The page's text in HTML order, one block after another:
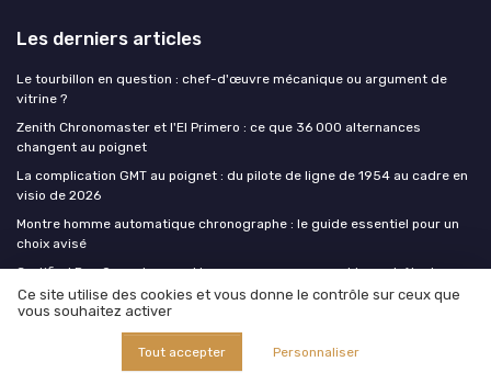
Les derniers articles
Le tourbillon en question : chef-d'œuvre mécanique ou argument de
vitrine ?
Zenith Chronomaster et l'El Primero : ce que 36 000 alternances
changent au poignet
La complication GMT au poignet : du pilote de ligne de 1954 au cadre en
visio de 2026
Montre homme automatique chronographe : le guide essentiel pour un
choix avisé
Certified Pre-Owned : quand les marques reprennent le contrôle de
l'occasion
Montre homme luxe
Ce site utilise des cookies et vous donne le contrôle sur ceux que
vous souhaitez activer
Tout accepter Personnaliser